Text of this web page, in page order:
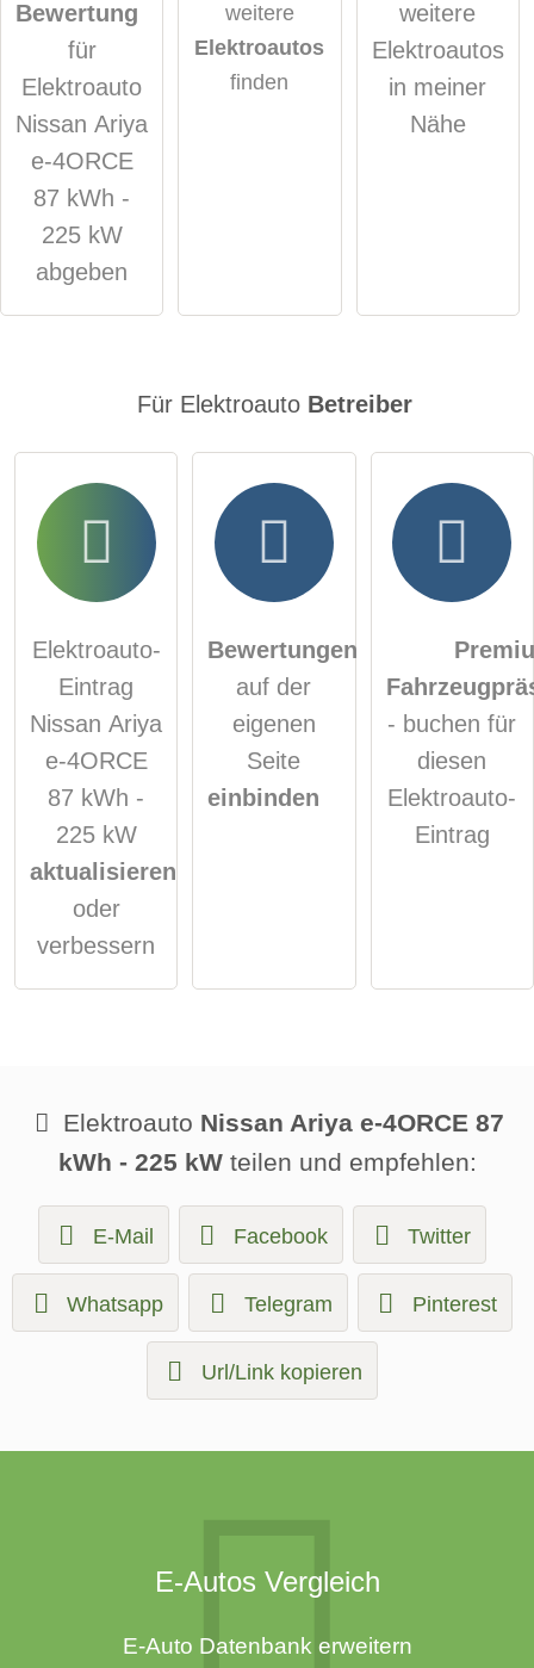
öffentliche Frage stellen Abbrechen
Hinweis: Bitte beachten Sie, öffentliche Fragen sindfür alle
Besucher sichtbar
Klicken Sie hier um eine
Elektroauto-Eintrag zu stellen
Bewertung
für
Elektroauto
Nissan Ariya
e-4ORCE
87 kWh -
225 kW
abgeben
weitere
Elektroautos
finden
weitere
Elektroautos
in meiner
Nähe
Für Elektroauto Betreiber
Elektroauto-
Eintrag
Nissan Ariya
e-4ORCE
87 kWh -
225 kW
aktualisieren
oder
verbessern
Bewertungen
auf der
eigenen
Seite
einbinden
- buchen für
diesen
Elektroauto-
Eintrag
Elektroauto Nissan Ariya e-4ORCE 87
kWh - 225 kWteilen und empfehlen:
E-Mail Facebook Twitter
Whatsapp Telegram Pinterest
Url/Link kopieren
E-Autos Vergleich
E-Auto Datenbank erweitern